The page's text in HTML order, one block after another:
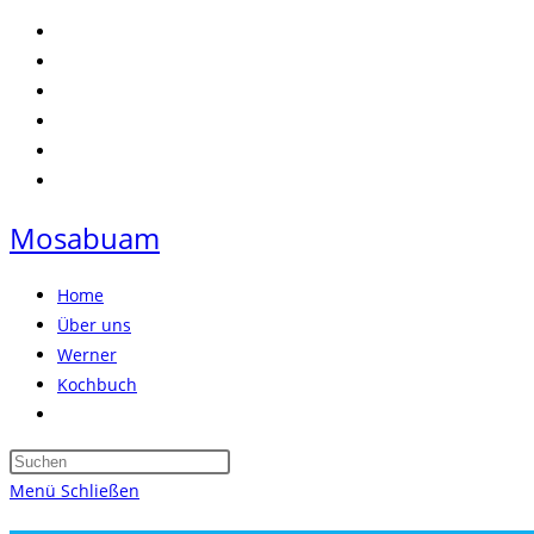
Zum
Inhalt
springen
Mosabuam
Home
Über uns
Werner
Kochbuch
umschalten
Press
Menü Schließen